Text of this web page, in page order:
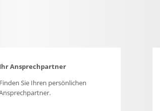
Ihr Ansprechpartner
Finden Sie Ihren persönlichen